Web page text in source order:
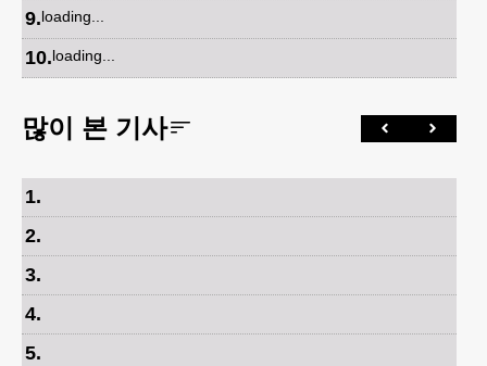
9.loading...
10.loading...
많이 본 기사
1.
2.
3.
4.
5.